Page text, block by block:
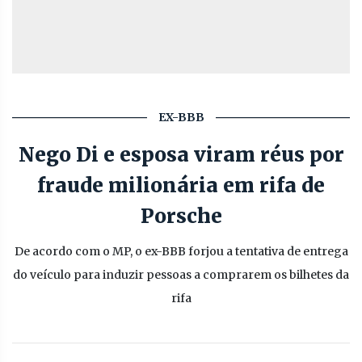
EX-BBB
Nego Di e esposa viram réus por
fraude milionária em rifa de
Porsche
De acordo com o MP, o ex-BBB forjou a tentativa de entrega
do veículo para induzir pessoas a comprarem os bilhetes da
rifa